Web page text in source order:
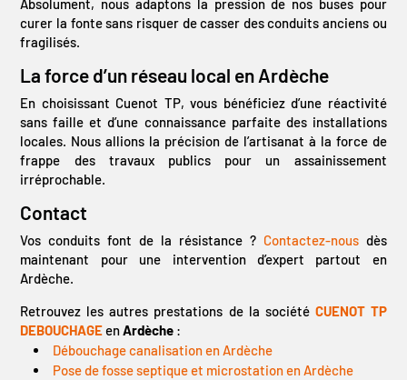
Absolument, nous adaptons la pression de nos buses pour
curer la fonte sans risquer de casser des conduits anciens ou
fragilisés.
La force d’un réseau local en Ardèche
En choisissant Cuenot TP, vous bénéficiez d’une réactivité
sans faille et d’une connaissance parfaite des installations
locales. Nous allions la précision de l’artisanat à la force de
frappe des travaux publics pour un assainissement
irréprochable.
Contact
Vos conduits font de la résistance ? Contactez-nousdès
maintenant pour une intervention d’expert partout en
Ardèche.
Retrouvez les autres prestations de la société CUENOT TP
DEBOUCHAGEenArdèche :
Débouchage canalisation en Ardèche
Pose de fosse septique et microstation en Ardèche